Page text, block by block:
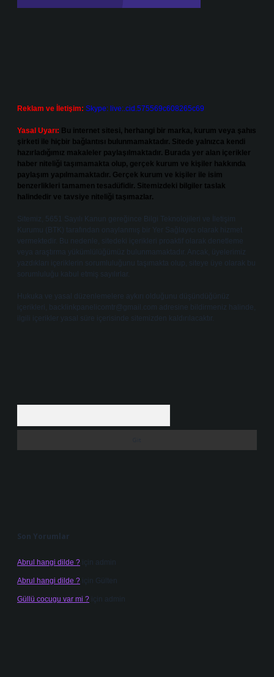
Reklam ve İletişim: Skype: live:.cid.575569c608265c69
Yasal Uyarı: Bu internet sitesi, herhangi bir marka, kurum veya şahıs
şirketi ile hiçbir bağlantısı bulunmamaktadır. Sitede yalnızca kendi
hazırladığımız makaleler paylaşılmaktadır. Burada yer alan içerikler
haber niteliği taşımamakta olup, gerçek kurum ve kişiler hakkında
paylaşım yapılmamaktadır. Gerçek kurum ve kişiler ile isim
benzerlikleri tamamen tesadüfidir. Sitemizdeki bilgiler taslak
halindedir ve tavsiye niteliği taşımazlar.
Sitemiz, 5651 Sayılı Kanun gereğince Bilgi Teknolojileri ve İletişim
Kurumu (BTK) tarafından onaylanmış bir Yer Sağlayıcı olarak hizmet
vermektedir. Bu nedenle, sitedeki içerikleri proaktif olarak denetleme
veya araştırma yükümlülüğümüz bulunmamaktadır. Ancak, üyelerimiz
yazdıkları içeriklerin sorumluluğunu taşımakta olup, siteye üye olarak bu
sorumluluğu kabul etmiş sayılırlar.
Hukuka ve yasal düzenlemelere aykırı olduğunu düşündüğünüz
içerikleri,
backlinkpanelicomtr@gmail.com adresine bildirmeniz halinde,
ilgili içerikler yasal süre içerisinde sitemizden kaldırılacaktır.
Son Yorumlar
Abrul hangi dilde ? için admin
Abrul hangi dilde ? için Gülten
Güllü cocugu var mi ? için admin